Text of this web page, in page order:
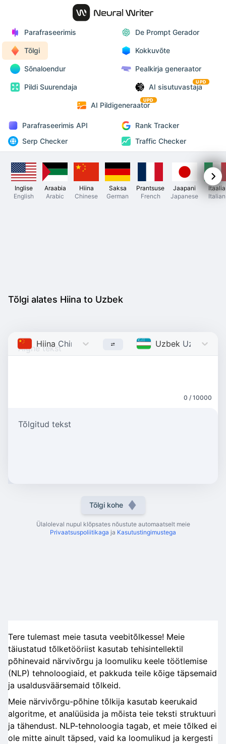
Parafraseerimis De Prompt Gerador
Tõlgi Kokkuvõte
Sõnaloendur Pealkirja generaator
Pildi Suurendaja AI sisutuvastaja
UPD
AI Pildigeneraator
UPD
Parafraseerimis API
Rank Tracker
Serp Checker
Traffic Checker
Inglise
English
Araabia
Arabic
Hiina
Chinese
Saksa
German
Prantsuse
French
Jaapani
Japanese
Itaalia
Italian
Tõlgi alates Hiina to Uzbek
Hiina Chinese Uzbek Uzbek
0 / 10000
Tõlgitud tekst
Tõlgi kohe
Ülaloleval nupul klõpsates nõustute automaatselt meie
Privaatsuspoliitikaga ja Kasutustingimustega
Tere tulemast meie tasuta veebitõlkesse! Meie
täiustatud tõlketööriist kasutab tehisintellektil
põhinevaid närvivõrgu ja loomuliku keele töötlemise
(NLP) tehnoloogiaid, et pakkuda teile kõige täpsemaid
ja usaldusväärsemaid tõlkeid.
Meie närvivõrgu-põhine tõlkija kasutab keerukaid
algoritme, et analüüsida ja mõista teie teksti struktuuri
ja tähendust. NLP-tehnoloogia tagab, et meie tõlked ei
ole mitte ainult täpsed, vaid ka loomulikud ja kergesti